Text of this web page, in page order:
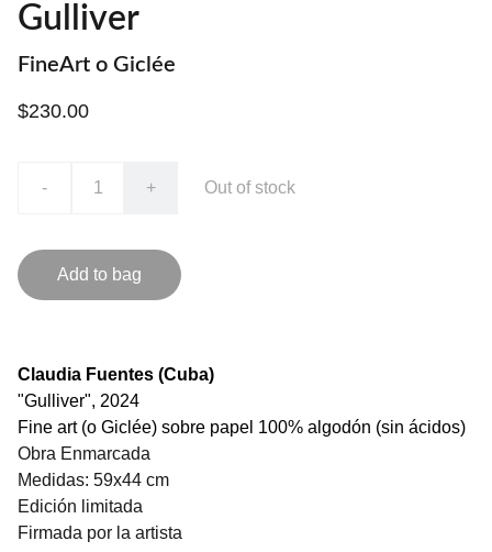
Gulliver
FineArt o Giclée
$230.00
- + Out of stock
Add to bag
Claudia Fuentes (Cuba)
"Gulliver", 2024
Fine art (o Giclée) sobre papel 100% algodón (sin ácidos)
Obra Enmarcada
Medidas: 59x44 cm
Edición limitada
Firmada por la artista